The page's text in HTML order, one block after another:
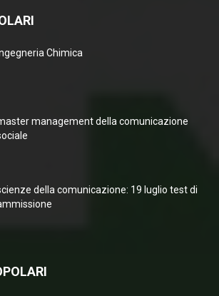
Chimica
management della comunicazione
della comunicazione: 19 luglio test di